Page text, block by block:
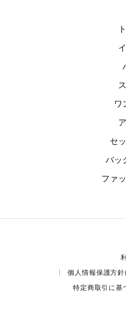
ワ
セ
バッ
ファ
個人情報保護方
特定商取引に基